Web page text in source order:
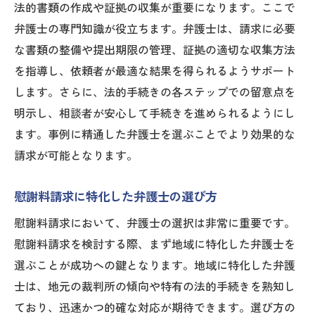
法的書類の作成や証拠の収集が重要になります。ここで
弁護士の専門知識が役立ちます。弁護士は、請求に必要
な書類の整備や提出期限の管理、証拠の適切な収集方法
を指導し、依頼者が最適な結果を得られるようサポート
します。さらに、法的手続きの各ステップでの留意点を
明示し、相談者が安心して手続きを進められるようにし
ます。事例に精通した弁護士を選ぶことでより効果的な
請求が可能となります。
慰謝料請求に特化した弁護士の選び方
慰謝料請求において、弁護士の選択は非常に重要です。
慰謝料請求を検討する際、まず地域に特化した弁護士を
選ぶことが成功への鍵となります。地域に特化した弁護
士は、地元の裁判所の傾向や特有の法的手続きを熟知し
ており、迅速かつ的確な対応が期待できます。選び方の